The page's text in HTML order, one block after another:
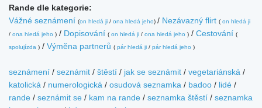
Rande dle kategorie:
Vážné seznámení (on hledá ji / ona hledá jeho) / Nezávazný flirt ( on hledá ji
/ ona hledá jeho ) / Dopisování ( on hledá ji / ona hledá jeho ) / Cestování (
spolujízda ) / Výměna partnerů ( pár hledá ji / pár hledá jeho )
seznámení / seznámit / štěstí / jak se seznámit / vegetariánská /
katolická / numerologická / osudová seznamka / badoo / lidé /
rande / seznámit se / kam na rande / seznamka štěstí / seznamka